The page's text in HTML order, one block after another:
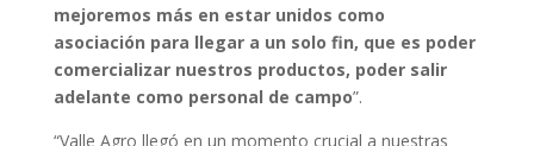
mejoremos más en estar unidos como
asociación para llegar a un solo fin, que es poder
comercializar nuestros productos, poder salir
adelante como personal de campo”.
“Valle Agro llegó en un momento crucial a nuestras